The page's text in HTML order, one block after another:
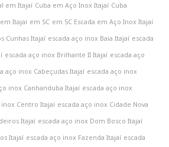
em Itajaí Cuba em Aço Inox Itajaí Cuba
em Itajaí em SC em SC Escada em Aço Inox Itajaí
Cunhas Itajaí escada aço inox Baia Itajaí escada
escada aço inox Brilhante II Itajaí escada aço
aço inox Cabeçudas Itajaí escada aço inox
inox Canhanduba Itajaí escada aço inox
inox Centro Itajaí escada aço inox Cidade Nova
Itajaí escada aço inox Dom Bosco Itajaí
Itajaí escada aço inox Fazenda Itajaí escada